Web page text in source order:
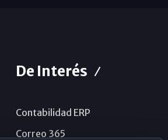
De Interés
Contabilidad ERP
Correo 365